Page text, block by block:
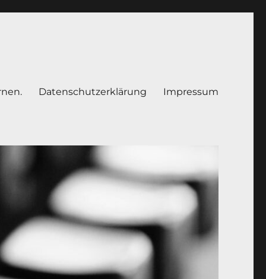
Datenschutzerklärung Impressum